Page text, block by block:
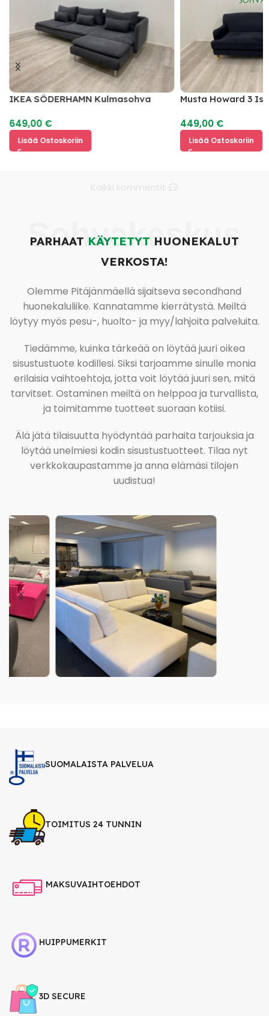
IKEA SÖDERHAMN Kulmasohva
649,00 €
Lisää Ostoskoriin
Musta Howard 3
449,00 €
Lisää Ostoskoriin
Sohvakeskus
PARHAAT KÄYTETYT HUONEKALUT
VERKOSTA!
Olemme Pitäjänmäellä sijaitseva secondhand
huonekaluliike. Kannatamme kierrätystä. Meiltä
löytyy myös pesu-, huolto- ja myy/lahjoita palveluita.
Tiedämme, kuinka tärkeää on löytää juuri oikea
sisustustuote kodillesi. Siksi tarjoamme sinulle monia
erilaisia vaihtoehtoja, jotta voit löytää juuri sen, mitä
tarvitset. Ostaminen meiltä on helppoa ja turvallista,
ja toimitamme tuotteet suoraan kotiisi.
Älä jätä tilaisuutta hyödyntää parhaita tarjouksia ja
löytää unelmiesi kodin sisustustuotteet. Tilaa nyt
verkkokaupastamme ja anna elämäsi tilojen
uudistua!
SUOMALAISTA PALVELUA
TOIMITUS 24 TUNNIN
MAKSUVAIHTOEHDOT
HUIPPUMERKIT
3D SECURE